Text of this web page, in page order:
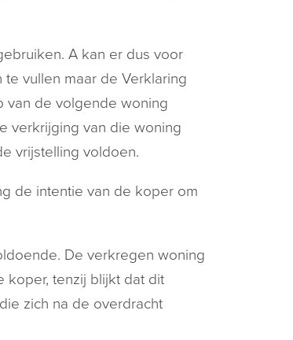
A kan er dus voor
vullen maar de Verklaring
van de volgende woning
verkrijging van die woning
vrijstelling voldoen.
de intentie van de koper om
De verkregen woning
tenzij blijkt dat dit
zich na de overdracht